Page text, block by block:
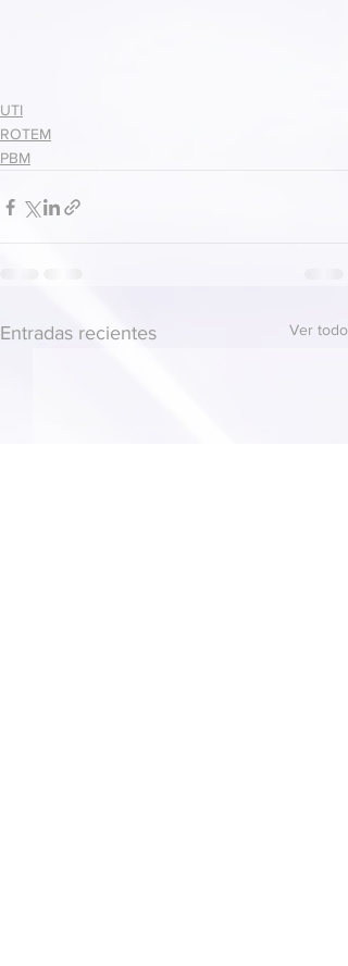
UTI
ROTEM
PBM
Entradas recientes Ver todo